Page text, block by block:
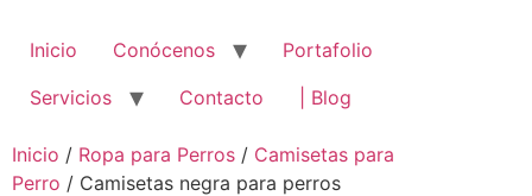
Inicio Conócenos
Portafolio
Servicios
Contacto | Blog
Inicio / Ropa para Perros / Camisetas para
Perro / Camisetas negra para perros